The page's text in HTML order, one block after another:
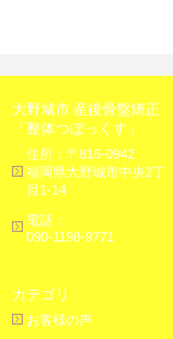
大野城市 産後骨盤矯正
「整体つぼっくす」
住所：〒816-0942
福岡県大野城市中央2丁
目1-14
電話：
090-1198-9771
カテゴリ
お客様の声